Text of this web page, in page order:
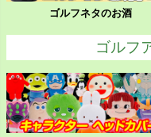
ゴルフネタのお酒
ゴルフ